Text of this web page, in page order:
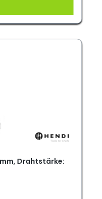
Drahtstärke: